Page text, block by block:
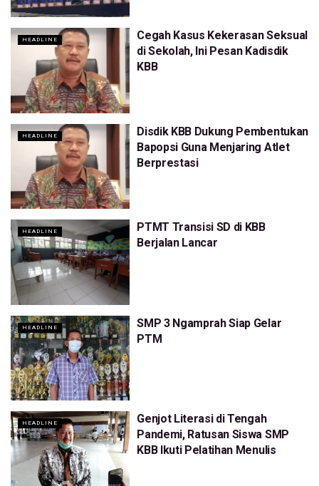
HEADLINE
Cegah Kasus Kekerasan Seksual
di Sekolah, Ini Pesan Kadisdik
KBB
HEADLINE
Disdik KBB Dukung Pembentukan
Bapopsi Guna Menjaring Atlet
Berprestasi
HEADLINE
PTMT Transisi SD di KBB
Berjalan Lancar
HEADLINE
SMP 3 Ngamprah Siap Gelar
PTM
HEADLINE
Genjot Literasi di Tengah
Pandemi, Ratusan Siswa SMP
KBB Ikuti Pelatihan Menulis